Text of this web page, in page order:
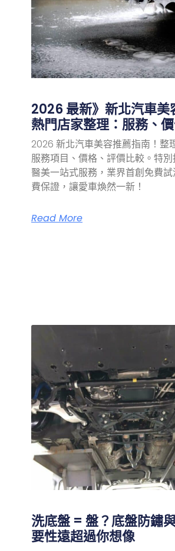
2026 最新》新北汽車美
熱門店家整理：服務、
2026 新北汽車美容推薦指南！整
服務項目、價格、評價比較。特
醫美一站式服務，業界首創免費
費保證，讓愛車煥然一新！
Read More
洗底盤 = 盤？底盤防鏽
要性遠超過你想像